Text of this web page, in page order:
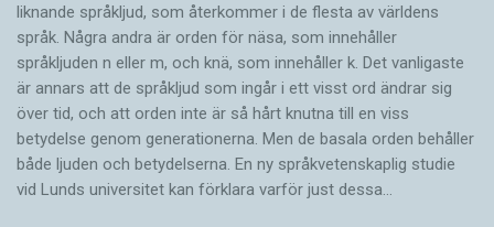
liknande språkljud, som återkommer i de flesta av världens
språk. Några andra är orden för näsa, som innehåller
språkljuden n eller m, och knä, som innehåller k. Det vanligaste
är annars att de språkljud som ingår i ett visst ord ändrar sig
över tid, och att orden inte är så hårt knutna till en viss
betydelse genom generationerna. Men de basala orden behåller
både ljuden och betydelserna. En ny språkvetenskaplig studie
vid Lunds universitet kan förklara varför just dessa…